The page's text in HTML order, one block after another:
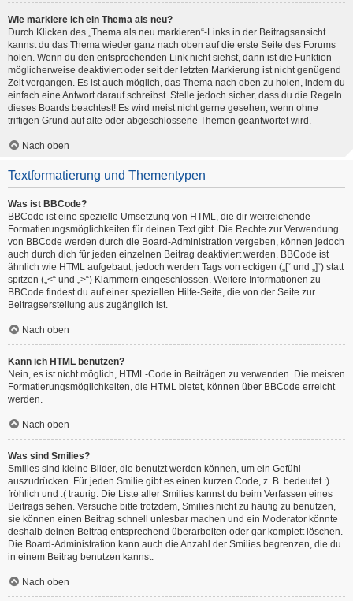
Wie markiere ich ein Thema als neu?
Durch Klicken des „Thema als neu markieren“-Links in der Beitragsansicht
kannst du das Thema wieder ganz nach oben auf die erste Seite des Forums
holen. Wenn du den entsprechenden Link nicht siehst, dann ist die Funktion
möglicherweise deaktiviert oder seit der letzten Markierung ist nicht genügend
Zeit vergangen. Es ist auch möglich, das Thema nach oben zu holen, indem du
einfach eine Antwort darauf schreibst. Stelle jedoch sicher, dass du die Regeln
dieses Boards beachtest! Es wird meist nicht gerne gesehen, wenn ohne
triftigen Grund auf alte oder abgeschlossene Themen geantwortet wird.
Nach oben
Textformatierung und Thementypen
Was ist BBCode?
BBCode ist eine spezielle Umsetzung von HTML, die dir weitreichende
Formatierungsmöglichkeiten für deinen Text gibt. Die Rechte zur Verwendung
von BBCode werden durch die Board-Administration vergeben, können jedoch
auch durch dich für jeden einzelnen Beitrag deaktiviert werden. BBCode ist
ähnlich wie HTML aufgebaut, jedoch werden Tags von eckigen („[“ und „]“) statt
spitzen („<“ und „>“) Klammern eingeschlossen. Weitere Informationen zu
BBCode findest du auf einer speziellen Hilfe-Seite, die von der Seite zur
Beitragserstellung aus zugänglich ist.
Nach oben
Kann ich HTML benutzen?
Nein, es ist nicht möglich, HTML-Code in Beiträgen zu verwenden. Die meisten
Formatierungsmöglichkeiten, die HTML bietet, können über BBCode erreicht
werden.
Nach oben
Was sind Smilies?
Smilies sind kleine Bilder, die benutzt werden können, um ein Gefühl
auszudrücken. Für jeden Smilie gibt es einen kurzen Code, z. B. bedeutet :)
fröhlich und :( traurig. Die Liste aller Smilies kannst du beim Verfassen eines
Beitrags sehen. Versuche bitte trotzdem, Smilies nicht zu häufig zu benutzen,
sie können einen Beitrag schnell unlesbar machen und ein Moderator könnte
deshalb deinen Beitrag entsprechend überarbeiten oder gar komplett löschen.
Die Board-Administration kann auch die Anzahl der Smilies begrenzen, die du
in einem Beitrag benutzen kannst.
Nach oben